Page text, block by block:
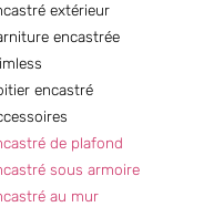
extérieur
encastrée
encastré
de plafond
sous armoire
au mur